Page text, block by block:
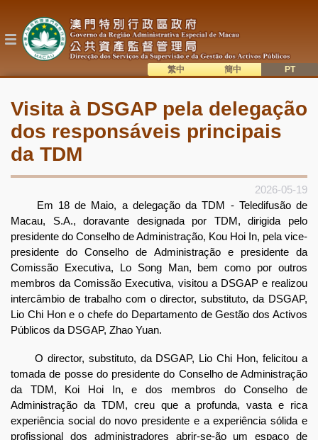
o
conteúdo
Visita à DSGAP pela delegação
dos responsáveis principais
da TDM
2026-05-19
Em 18 de Maio, a delegação da TDM - Teledifusão de
Macau, S.A., doravante designada por TDM, dirigida pelo
presidente do Conselho de Administração, Kou Hoi In, pela vice-
presidente do Conselho de Administração e presidente da
Comissão Executiva, Lo Song Man, bem como por outros
membros da Comissão Executiva, visitou a DSGAP e realizou
intercâmbio de trabalho com o director, substituto, da DSGAP,
Lio Chi Hon e o chefe do Departamento de Gestão dos Activos
Públicos da DSGAP, Zhao Yuan.
O director, substituto, da DSGAP, Lio Chi Hon, felicitou a
tomada de posse do presidente do Conselho de Administração
da TDM, Koi Hoi In, e dos membros do Conselho de
Administração da TDM, creu que a profunda, vasta e rica
experiência social do novo presidente e a experiência sólida e
profissional dos administradores abrir-se-ão um espaço de